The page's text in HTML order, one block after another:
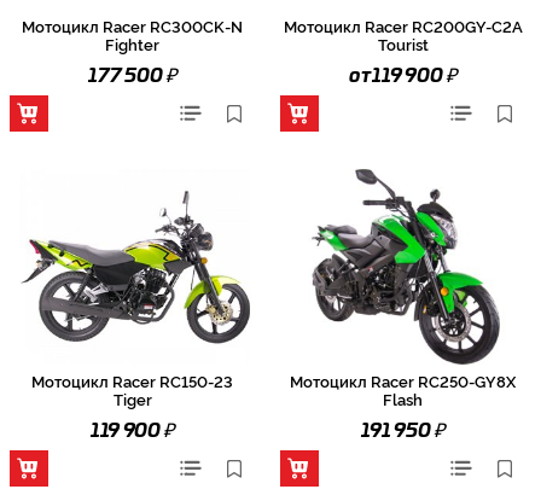
Мотоцикл Racer RC300CK-N
Fighter
177 500₽
Мотоцикл Racer RC200GY-C2A
Tourist
от 119 900₽
Мотоцикл Racer RC150-23
Tiger
119 900₽
Мотоцикл Racer RC250-GY8X
Flash
191 950₽